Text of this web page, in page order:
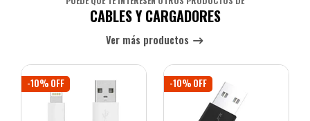
CABLES Y CARGADORES
Ver más productos
-10% OFF -10% OFF